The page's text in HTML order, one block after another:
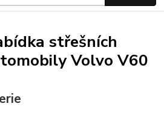
střešních
Volvo V60